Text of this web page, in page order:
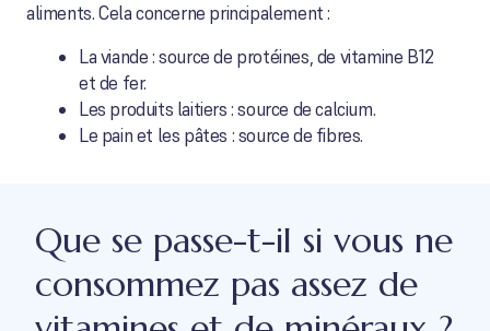
aliments. Cela concerne principalement :
La viande : source de protéines, de vitamine B12
et de fer.
Les produits laitiers : source de calcium.
Le pain et les pâtes : source de fibres.
Que se passe-t-il si vous ne
consommez pas assez de